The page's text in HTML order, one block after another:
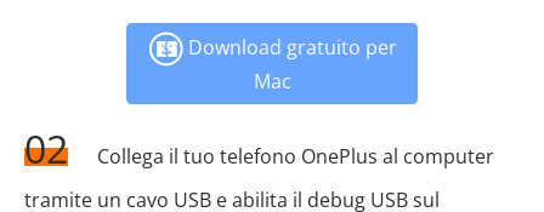
Download gratuito per
Mac
02
Collega il tuo telefono OnePlus al computer
tramite un cavo USB e abilita il debug USB sul